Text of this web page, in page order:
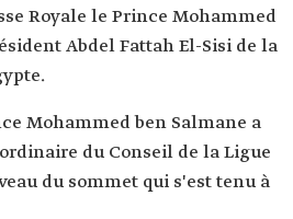
Royale le Prince Mohammed
Abdel Fattah El-Sisi de la
Mohammed ben Salmane a
du Conseil de la Ligue
du sommet qui s'est tenu à